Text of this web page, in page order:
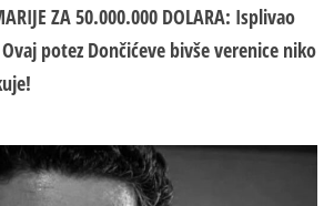
ZA 50.000.000 DOLARA: Isplivao
potez Dončićeve bivše verenice niko